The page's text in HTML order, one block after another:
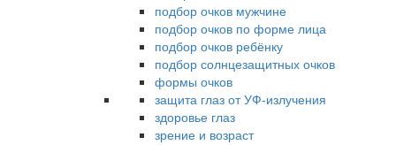
подбор очков мужчине
подбор очков по форме лица
подбор очков ребёнку
подбор солнцезащитных очков
формы очков
защита глаз от УФ-излучения
здоровье глаз
зрение и возраст